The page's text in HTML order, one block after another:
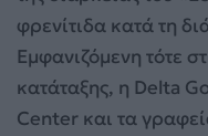
φρενίτιδα κατά τη
Εμφανιζόμενη τότε
κατάταξης, η Delta
Center και τα